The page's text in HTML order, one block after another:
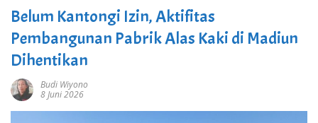
Belum Kantongi Izin, Aktifitas
Pembangunan Pabrik Alas Kaki di Madiun
Dihentikan
Budi Wiyono
8 Juni 2026